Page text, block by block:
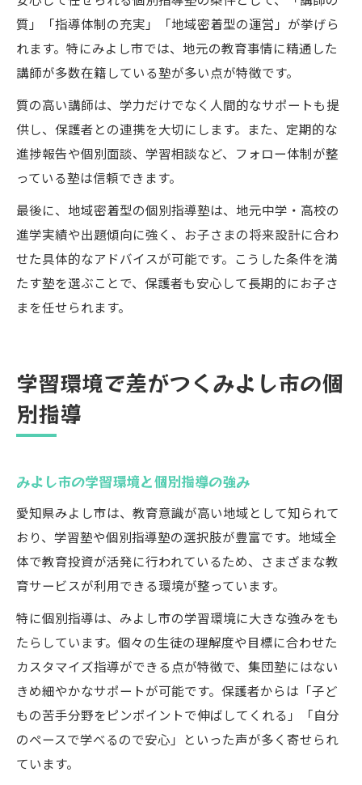
質」「指導体制の充実」「地域密着型の運営」が挙げら
れます。特にみよし市では、地元の教育事情に精通した
講師が多数在籍している塾が多い点が特徴です。
質の高い講師は、学力だけでなく人間的なサポートも提
供し、保護者との連携を大切にします。また、定期的な
進捗報告や個別面談、学習相談など、フォロー体制が整
っている塾は信頼できます。
最後に、地域密着型の個別指導塾は、地元中学・高校の
進学実績や出題傾向に強く、お子さまの将来設計に合わ
せた具体的なアドバイスが可能です。こうした条件を満
たす塾を選ぶことで、保護者も安心して長期的にお子さ
まを任せられます。
学習環境で差がつくみよし市の個
別指導
みよし市の学習環境と個別指導の強み
愛知県みよし市は、教育意識が高い地域として知られて
おり、学習塾や個別指導塾の選択肢が豊富です。地域全
体で教育投資が活発に行われているため、さまざまな教
育サービスが利用できる環境が整っています。
特に個別指導は、みよし市の学習環境に大きな強みをも
たらしています。個々の生徒の理解度や目標に合わせた
カスタマイズ指導ができる点が特徴で、集団塾にはない
きめ細やかなサポートが可能です。保護者からは「子ど
もの苦手分野をピンポイントで伸ばしてくれる」「自分
のペースで学べるので安心」といった声が多く寄せられ
ています。